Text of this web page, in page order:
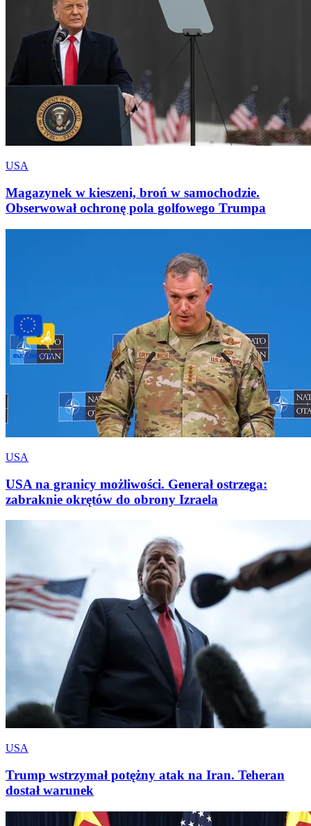
USA
Magazynek w kieszeni, broń w samochodzie.
Obserwował ochronę pola golfowego Trumpa
USA
USA na granicy możliwości. Generał ostrzega:
zabraknie okrętów do obrony Izraela
USA
Trump wstrzymał potężny atak na Iran. Teheran
dostał warunek